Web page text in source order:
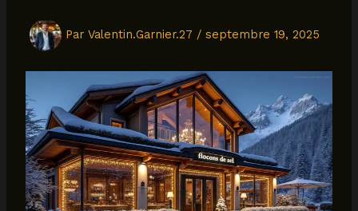
Par Valentin.Garnier.27 / septembre 19, 2025